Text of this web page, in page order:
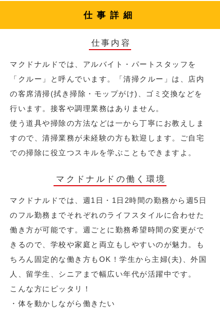
仕事詳細
仕事内容
マクドナルドでは、アルバイト・パートスタッフを
「クルー」と呼んでいます。「清掃クルー」は、店内
の客席清掃(拭き掃除・モップがけ)、ゴミ交換などを
行います。接客や調理業務はありません。
使う道具や掃除の方法などは一から丁寧にお教えしま
すので、清掃業務が未経験の方も歓迎します。ご自宅
での掃除に役立つスキルを学ぶこともできますよ。
マクドナルドの働く環境
マクドナルドでは、週1日・1日2時間の勤務から週5日
のフル勤務までそれぞれのライフスタイルに合わせた
働き方が可能です。週ごとに勤務希望時間の変更がで
きるので、学校や家庭と両立もしやすいのが魅力。も
ちろん固定的な働き方もOK！学生から主婦(夫)、外国
人、留学生、シニアまで幅広い年代が活躍中です。
こんな方にピッタリ！
・体を動かしながら働きたい